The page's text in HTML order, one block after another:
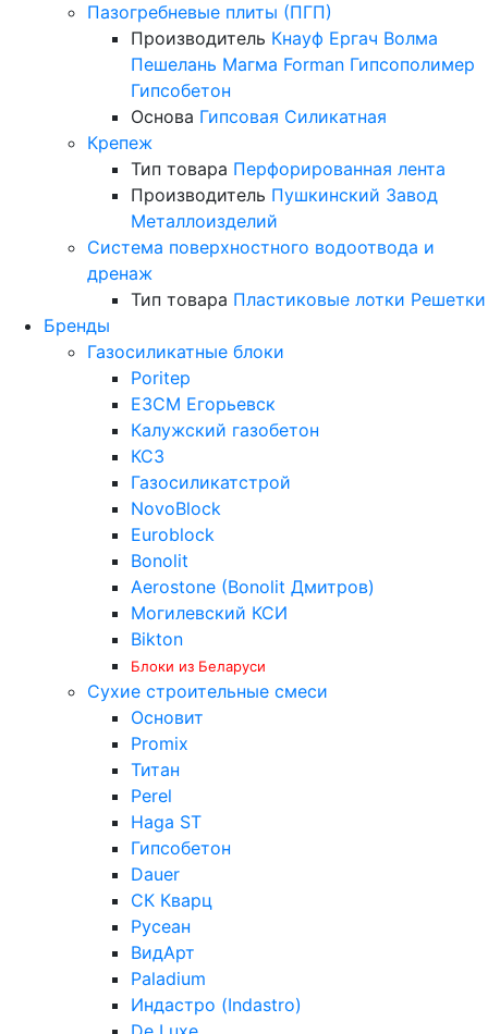
Пазогребневые плиты (ПГП)
Производитель Кнауф Ергач Волма
Пешелань Магма Forman Гипсополимер
Гипсобетон
Основа Гипсовая Силикатная
Крепеж
Тип товара Перфорированная лента
Производитель Пушкинский Завод
Металлоизделий
Система поверхностного водоотвода и
дренаж
Тип товара Пластиковые лотки Решетки
Бренды
Газосиликатные блоки
Poritep
ЕЗСМ Егорьевск
Калужский газобетон
КСЗ
Газосиликатстрой
NovoBlock
Euroblock
Bonolit
Aerostone (Bonolit Дмитров)
Могилевский КСИ
Bikton
Блоки из Беларуси
Сухие строительные смеси
Основит
Promix
Титан
Perel
Haga ST
Гипсобетон
Dauer
СК Кварц
Русеан
ВидАрт
Paladium
Индастро (Indastro)